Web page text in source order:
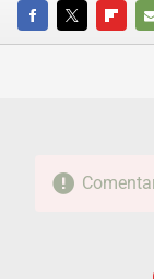
FACEBOOKTWITTER